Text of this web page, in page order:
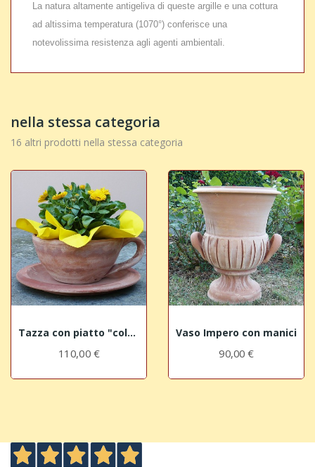
La natura altamente antigeliva di queste argille e una cottura
ad altissima temperatura (1070°) conferisce una
notevolissima resistenza agli agenti ambientali.
nella stessa categoria
16 altri prodotti nella stessa categoria
Tazza con piatto "colazione sull'erba"
110,00 €
Vaso Impero con manici
90,00 €